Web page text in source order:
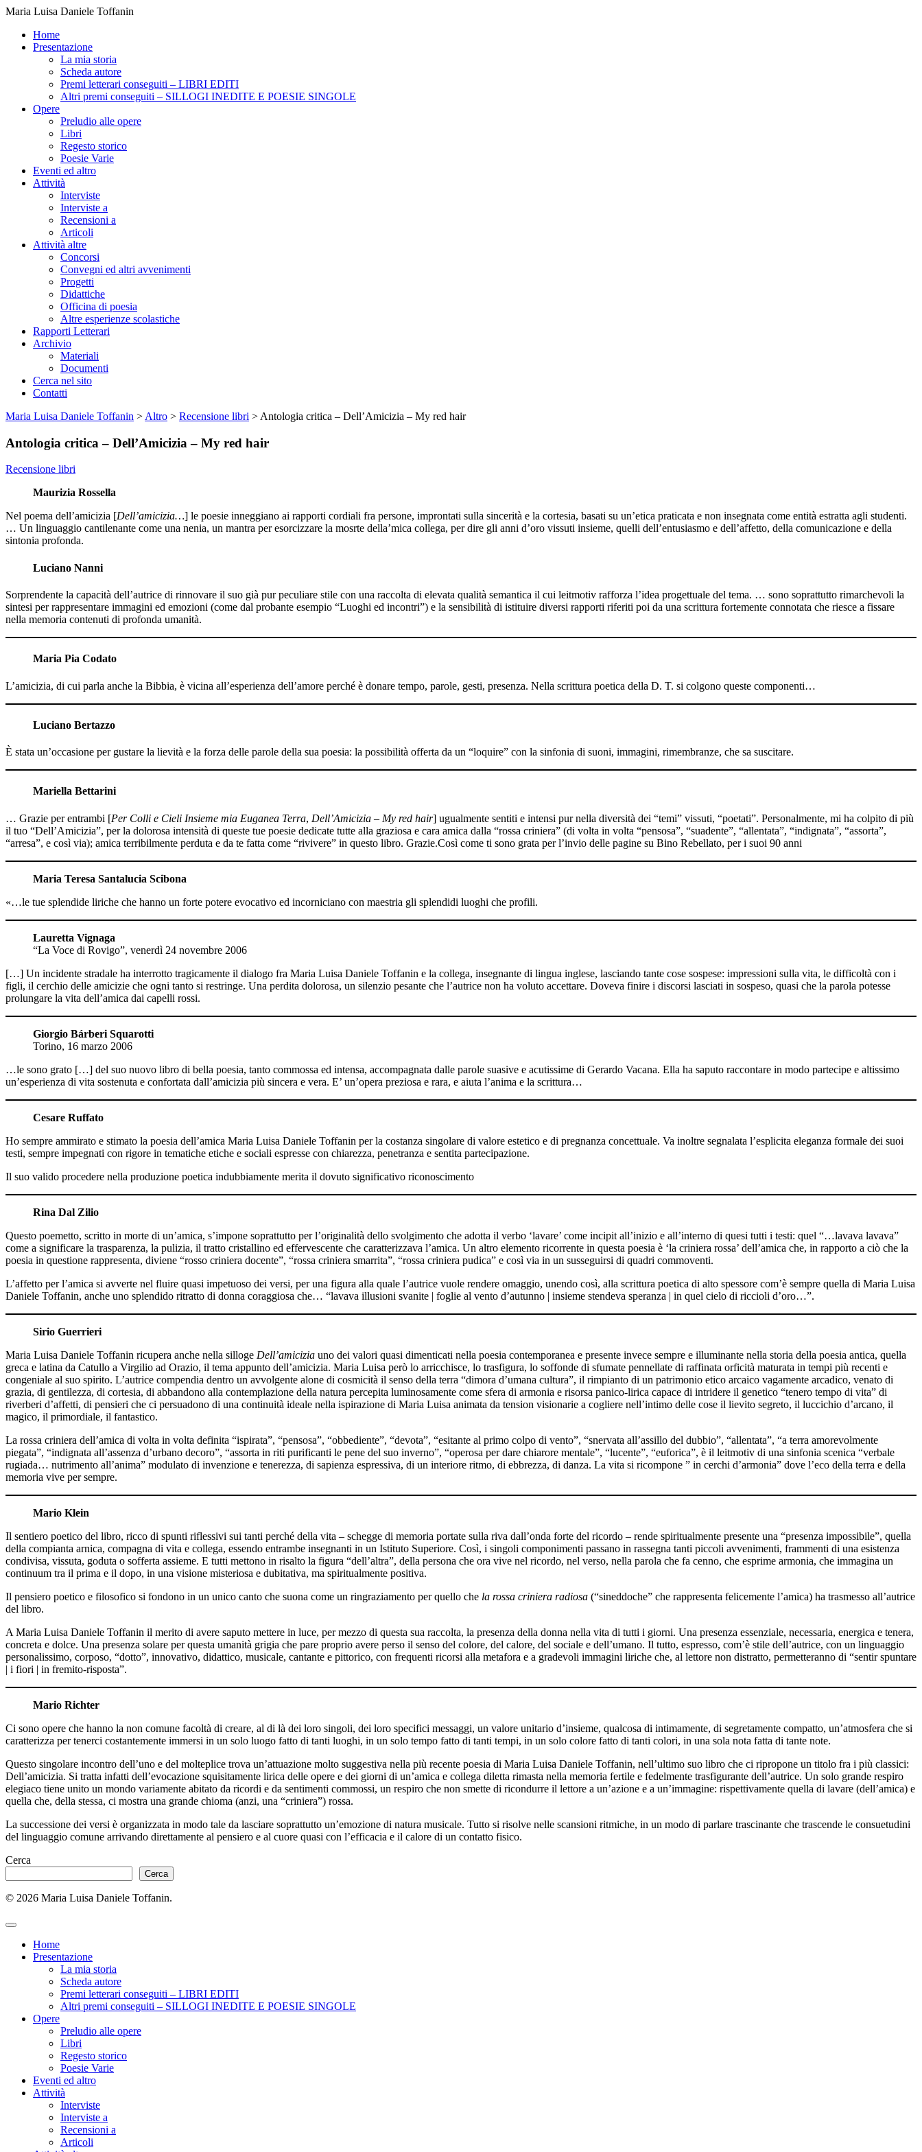
Maria Luisa Daniele Toffanin
Home
Presentazione
La mia storia
Scheda autore
Premi letterari conseguiti – LIBRI EDITI
Altri premi conseguiti – SILLOGI INEDITE E POESIE SINGOLE
Opere
Preludio alle opere
Libri
Regesto storico
Poesie Varie
Eventi ed altro
Attività
Interviste
Interviste a
Recensioni a
Articoli
Attività altre
Concorsi
Convegni ed altri avvenimenti
Progetti
Didattiche
Officina di poesia
Altre esperienze scolastiche
Rapporti Letterari
Archivio
Materiali
Documenti
Cerca nel sito
Contatti
Maria Luisa Daniele Toffanin > Altro > Recensione libri > Antologia critica – Dell’Amicizia – My red hair
Antologia critica – Dell’Amicizia – My red hair
Recensione libri
Maurizia Rossella
Nel poema dell’amicizia [Dell’amicizia…] le poesie inneggiano ai rapporti cordiali fra persone, improntati sulla sincerità e la cortesia, basati su un’etica praticata e non insegnata come entità estratta agli studenti.
… Un linguaggio cantilenante come una nenia, un mantra per esorcizzare la mosrte della’mica collega, per dire gli anni d’oro vissuti insieme, quelli dell’entusiasmo e dell’affetto, della comunicazione e della
sintonia profonda.
Luciano Nanni
Sorprendente la capacità dell’autrice di rinnovare il suo già pur peculiare stile con una raccolta di elevata qualità semantica il cui leitmotiv rafforza l’idea progettuale del tema. … sono soprattutto rimarchevoli la
sintesi per rappresentare immagini ed emozioni (come dal probante esempio “Luoghi ed incontri”) e la sensibilità di istituire diversi rapporti riferiti poi da una scrittura fortemente connotata che riesce a fissare
nella memoria contenuti di profonda umanità.
Maria Pia Codato
L’amicizia, di cui parla anche la Bibbia, è vicina all’esperienza dell’amore perché è donare tempo, parole, gesti, presenza. Nella scrittura poetica della D. T. si colgono queste componenti…
Luciano Bertazzo
È stata un’occasione per gustare la lievità e la forza delle parole della sua poesia: la possibilità offerta da un “loquire” con la sinfonia di suoni, immagini, rimembranze, che sa suscitare.
Mariella Bettarini
… Grazie per entrambi [Per Colli e Cieli Insieme mia Euganea Terra, Dell’Amicizia – My red hair] ugualmente sentiti e intensi pur nella diversità dei “temi” vissuti, “poetati”. Personalmente, mi ha colpito di più
il tuo “Dell’Amicizia”, per la dolorosa intensità di queste tue poesie dedicate tutte alla graziosa e cara amica dalla “rossa criniera” (di volta in volta “pensosa”, “suadente”, “allentata”, “indignata”, “assorta”,
“arresa”, e così via); amica terribilmente perduta e da te fatta come “rivivere” in questo libro. Grazie.Così come ti sono grata per l’invio delle pagine su Bino Rebellato, per i suoi 90 anni
Maria Teresa Santalucia Scibona
«…le tue splendide liriche che hanno un forte potere evocativo ed incorniciano con maestria gli splendidi luoghi che profili.
Lauretta Vignaga
“La Voce di Rovigo”, venerdì 24 novembre 2006
[…] Un incidente stradale ha interrotto tragicamente il dialogo fra Maria Luisa Daniele Toffanin e la collega, insegnante di lingua inglese, lasciando tante cose sospese: impressioni sulla vita, le difficoltà con i
figli, il cerchio delle amicizie che ogni tanto si restringe. Una perdita dolorosa, un silenzio pesante che l’autrice non ha voluto accettare. Doveva finire i discorsi lasciati in sospeso, quasi che la parola potesse
prolungare la vita dell’amica dai capelli rossi.
Giorgio Bárberi Squarotti
Torino, 16 marzo 2006
…le sono grato […] del suo nuovo libro di bella poesia, tanto commossa ed intensa, accompagnata dalle parole suasive e acutissime di Gerardo Vacana. Ella ha saputo raccontare in modo partecipe e altissimo
un’esperienza di vita sostenuta e confortata dall’amicizia più sincera e vera. E’ un’opera preziosa e rara, e aiuta l’anima e la scrittura…
Cesare Ruffato
Ho sempre ammirato e stimato la poesia dell’amica Maria Luisa Daniele Toffanin per la costanza singolare di valore estetico e di pregnanza concettuale. Va inoltre segnalata l’esplicita eleganza formale dei suoi
testi, sempre impegnati con rigore in tematiche etiche e sociali espresse con chiarezza, penetranza e sentita partecipazione.
Il suo valido procedere nella produzione poetica indubbiamente merita il dovuto significativo riconoscimento
Rina Dal Zilio
Questo poemetto, scritto in morte di un’amica, s’impone soprattutto per l’originalità dello svolgimento che adotta il verbo ‘lavare’ come incipit all’inizio e all’interno di quesi tutti i testi: quel “…lavava lavava”
come a significare la trasparenza, la pulizia, il tratto cristallino ed effervescente che caratterizzava l’amica. Un altro elemento ricorrente in questa poesia è ‘la criniera rossa’ dell’amica che, in rapporto a ciò che la
poesia in questione rappresenta, diviene “rosso criniera docente”, “rossa criniera smarrita”, “rossa criniera pudica” e così via in un susseguirsi di quadri commoventi.
L’affetto per l’amica si avverte nel fluire quasi impetuoso dei versi, per una figura alla quale l’autrice vuole rendere omaggio, unendo così, alla scrittura poetica di alto spessore com’è sempre quella di Maria Luisa
Daniele Toffanin, anche uno splendido ritratto di donna coraggiosa che… “lavava illusioni svanite | foglie al vento d’autunno | insieme stendeva speranza | in quel cielo di riccioli d’oro…”.
Sirio Guerrieri
Maria Luisa Daniele Toffanin ricupera anche nella silloge Dell’amicizia uno dei valori quasi dimenticati nella poesia contemporanea e presente invece sempre e illuminante nella storia della poesia antica, quella
greca e latina da Catullo a Virgilio ad Orazio, il tema appunto dell’amicizia. Maria Luisa però lo arricchisce, lo trasfigura, lo soffonde di sfumate pennellate di raffinata orficità maturata in tempi più recenti e
congeniale al suo spirito. L’autrice compendia dentro un avvolgente alone di cosmicità il senso della terra “dimora d’umana cultura”, il rimpianto di un patrimonio etico arcaico vagamente arcadico, venato di
grazia, di gentilezza, di cortesia, di abbandono alla contemplazione della natura percepita luminosamente come sfera di armonia e risorsa panico-lirica capace di intridere il genetico “tenero tempo di vita” di
riverberi d’affetti, di pensieri che ci persuadono di una continuità ideale nella ispirazione di Maria Luisa animata da tension visionarie a cogliere nell’intimo delle cose il lievito segreto, il luccichio d’arcano, il
magico, il primordiale, il fantastico.
La rossa criniera dell’amica di volta in volta definita “ispirata”, “pensosa”, “obbediente”, “devota”, “esitante al primo colpo di vento”, “snervata all’assillo del dubbio”, “allentata”, “a terra amorevolmente
piegata”, “indignata all’assenza d’urbano decoro”, “assorta in riti purificanti le pene del suo inverno”, “operosa per dare chiarore mentale”, “lucente”, “euforica”, è il leitmotiv di una sinfonia scenica “verbale
rugiada… nutrimento all’anima” modulato di invenzione e tenerezza, di sapienza espressiva, di un interiore ritmo, di ebbrezza, di danza. La vita si ricompone ” in cerchi d’armonia” dove l’eco della terra e della
memoria vive per sempre.
Mario Klein
Il sentiero poetico del libro, ricco di spunti riflessivi sui tanti perché della vita – schegge di memoria portate sulla riva dall’onda forte del ricordo – rende spiritualmente presente una “presenza impossibile”, quella
della compianta arnica, compagna di vita e collega, essendo entrambe insegnanti in un Istituto Superiore. Così, i singoli componimenti passano in rassegna tanti piccoli avvenimenti, frammenti di una esistenza
condivisa, vissuta, goduta o sofferta assieme. E tutti mettono in risalto la figura “dell’altra”, della persona che ora vive nel ricordo, nel verso, nella parola che fa cenno, che esprime armonia, che immagina un
continuum tra il prima e il dopo, in una visione misteriosa e dubitativa, ma spiritualmente positiva.
Il pensiero poetico e filosofico si fondono in un unico canto che suona come un ringraziamento per quello che la rossa criniera radiosa (“sineddoche” che rappresenta felicemente l’amica) ha trasmesso all’autrice
del libro.
A Maria Luisa Daniele Toffanin il merito di avere saputo mettere in luce, per mezzo di questa sua raccolta, la presenza della donna nella vita di tutti i giorni. Una presenza essenziale, necessaria, energica e tenera,
concreta e dolce. Una presenza solare per questa umanità grigia che pare proprio avere perso il senso del colore, del calore, del sociale e dell’umano. Il tutto, espresso, com’è stile dell’autrice, con un linguaggio
personalissimo, corposo, “dotto”, innovativo, didattico, musicale, cantante e pittorico, con frequenti ricorsi alla metafora e a gradevoli immagini liriche che, al lettore non distratto, permetteranno di “sentir spuntare
| i fiori | in fremito-risposta”.
Mario Richter
Ci sono opere che hanno la non comune facoltà di creare, al di là dei loro singoli, dei loro specifici messaggi, un valore unitario d’insieme, qualcosa di intimamente, di segretamente compatto, un’atmosfera che si
caratterizza per tenerci costantemente immersi in un solo luogo fatto di tanti luoghi, in un solo tempo fatto di tanti tempi, in un solo colore fatto di tanti colori, in una sola nota fatta di tante note.
Questo singolare incontro dell’uno e del molteplice trova un’attuazione molto suggestiva nella più recente poesia di Maria Luisa Daniele Toffanin, nell’ultimo suo libro che ci ripropone un titolo fra i più classici:
Dell’amicizia. Si tratta infatti dell’evocazione squisitamente lirica delle opere e dei giorni di un’amica e collega diletta rimasta nella memoria fertile e fedelmente trasfigurante dell’autrice. Un solo grande respiro
elegiaco tiene unito un mondo variamente abitato da ricordi e da sentimenti commossi, un respiro che non smette di ricondurre il lettore a un’azione e a un’immagine: rispettivamente quella di lavare (dell’amica) e
quella che, della stessa, ci mostra una grande chioma (anzi, una “criniera”) rossa.
La successione dei versi è organizzata in modo tale da lasciare soprattutto un’emozione di natura musicale. Tutto si risolve nelle scansioni ritmiche, in un modo di parlare trascinante che trascende le consuetudini
del linguaggio comune arrivando direttamente al pensiero e al cuore quasi con l’efficacia e il calore di un contatto fisico.
Cerca
Cerca
© 2026 Maria Luisa Daniele Toffanin.
Home
Presentazione
La mia storia
Scheda autore
Premi letterari conseguiti – LIBRI EDITI
Altri premi conseguiti – SILLOGI INEDITE E POESIE SINGOLE
Opere
Preludio alle opere
Libri
Regesto storico
Poesie Varie
Eventi ed altro
Attività
Interviste
Interviste a
Recensioni a
Articoli